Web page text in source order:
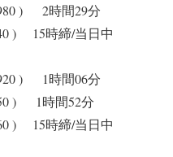
) 2時間29分
) 15時締/当日中
) 1時間06分
) 1時間52分
) 15時締/当日中